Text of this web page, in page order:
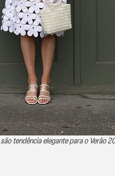
tendência elegante para o Verão